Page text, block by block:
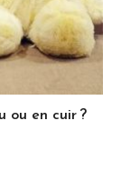
ou en cuir ?